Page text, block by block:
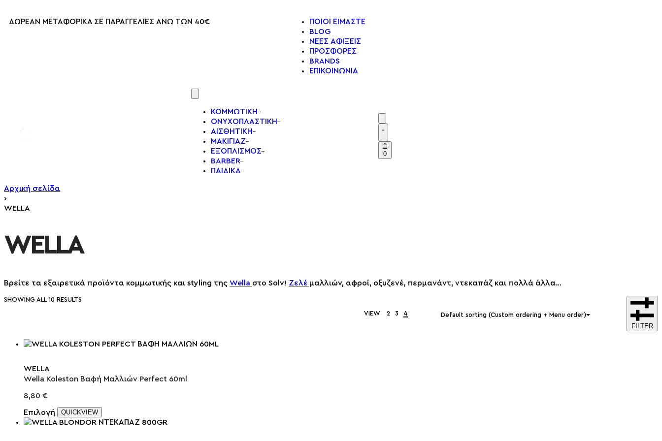
ΔΩΡΕΑΝ ΜΕΤΑΦΟΡΙΚΑ ΣΕ ΠΑΡΑΓΓΕΛΙΕΣ ΑΝΩ ΤΩΝ 40€
ΠΟΙΟΙ ΕΙΜΑΣΤΕ
BLOG
ΝΕΕΣ ΑΦΙΞΕΙΣ
ΠΡΟΣΦΟΡΕΣ
BRANDS
ΕΠΙΚΟΙΝΩΝΙΑ
ΚΟΜΜΩΤΙΚΗ
ΟΝΥΧΟΠΛΑΣΤΙΚΗ
ΑΙΣΘΗΤΙΚΗ
ΜΑΚΙΓΙΑΖ
ΕΞΟΠΛΙΣΜΟΣ
BARBER
ΠΑΙΔΙΚΑ
0
Αρχική σελίδα
›
WELLA
WELLA
Βρείτε τα εξαιρετικά προϊόντα κομμωτικής και styling της Wella στο Solv! Ζελέ μαλλιών, αφροί, οξυζενέ, περμανάντ, ντεκαπάζ και πολλά άλλα…
SHOWING ALL 10 RESULTS
VIEW 2 3 4 Default sorting (Custom ordering + Menu order)
FILTER
WELLA
Wella Koleston Βαφή Μαλλιών Perfect 60ml
8,80 €
Επιλογή QUICKVIEW